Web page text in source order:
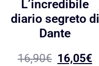
L’incredibile
diario segreto di
Dante
16,90€ 16,05€